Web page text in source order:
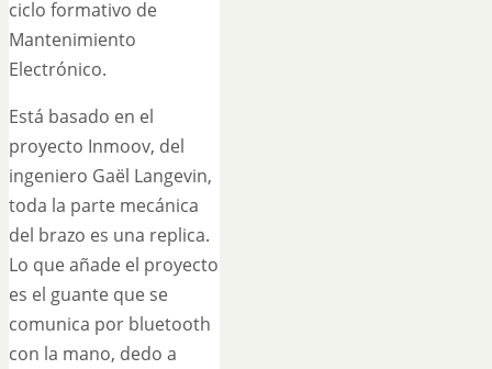
ciclo formativo de
Mantenimiento
Electrónico.
Está basado en el
proyecto Inmoov, del
ingeniero Gaël Langevin,
toda la parte mecánica
del brazo es una replica.
Lo que añade el proyecto
es el guante que se
comunica por bluetooth
con la mano, dedo a